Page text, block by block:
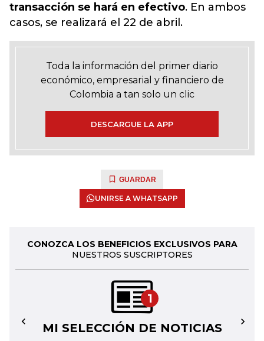
transacción se hará en efectivo. En ambos
casos, se realizará el 22 de abril.
Toda la información del primer diario
económico, empresarial y financiero de
Colombia a tan solo un clic
DESCARGUE LA APP
GUARDAR
UNIRSE A WHATSAPP
CONOZCA LOS BENEFICIOS EXCLUSIVOS PARA
NUESTROS SUSCRIPTORES
1
MI SELECCIÓN DE NOTICIAS
← →